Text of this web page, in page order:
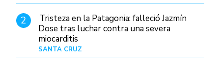
2
Tristeza en la Patagonia: falleció Jazmín
Dose tras luchar contra una severa
miocarditis
SANTA CRUZ